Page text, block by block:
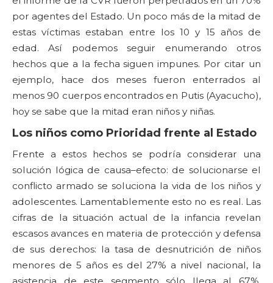
por agentes del Estado. Un poco más de la mitad de
estas víctimas estaban entre los 10 y 15 años de
edad. Así podemos seguir enumerando otros
hechos que a la fecha siguen impunes. Por citar un
ejemplo, hace dos meses fueron enterrados al
menos 90 cuerpos encontrados en Putis (Ayacucho),
hoy se sabe que la mitad eran niños y niñas.
Los niños como Prioridad frente al Estado
Frente a estos hechos se podría considerar una
solución lógica de causa–efecto: de solucionarse el
conflicto armado se soluciona la vida de los niños y
adolescentes. Lamentablemente esto no es real. Las
cifras de la situación actual de la infancia revelan
escasos avances en materia de protección y defensa
de sus derechos: la tasa de desnutrición de niños
menores de 5 años es del 27% a nivel nacional, la